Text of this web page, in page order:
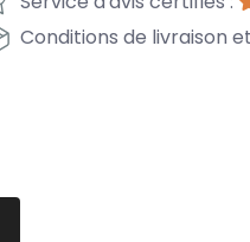
Conditions de livraison